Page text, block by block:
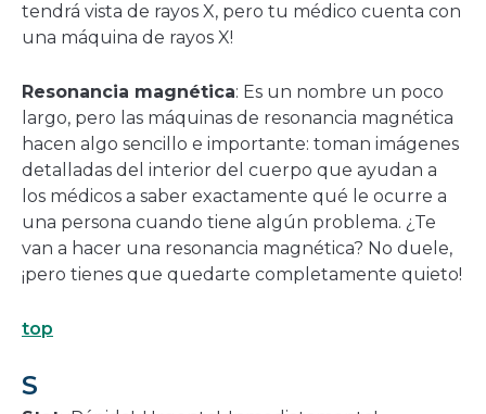
tendrá vista de rayos X, pero tu médico cuenta con
una máquina de rayos X!
Resonancia magnética: Es un nombre un poco
largo, pero las máquinas de resonancia magnética
hacen algo sencillo e importante: toman imágenes
detalladas del interior del cuerpo que ayudan a
los médicos a saber exactamente qué le ocurre a
una persona cuando tiene algún problema. ¿Te
van a hacer una resonancia magnética? No duele,
¡pero tienes que quedarte completamente quieto!
top
S